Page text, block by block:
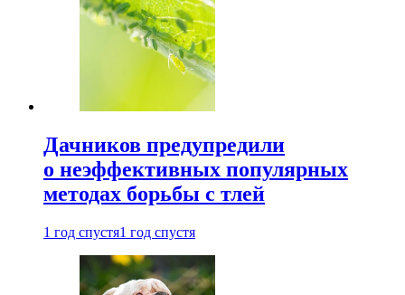
Дачников предупредили
о неэффективных популярных
методах борьбы с тлей
1 год спустя1 год спустя